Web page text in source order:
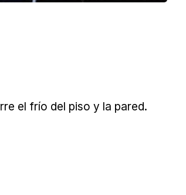
el frío del piso y la pared.